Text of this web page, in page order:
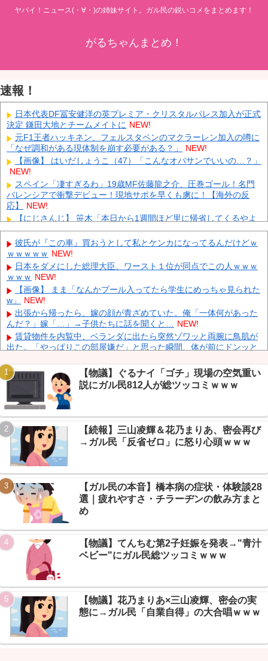
ヤバイ！ニュース(・∀・)の姉妹サイト。ガル民の鋭いコメをまとめます！
がるちゃんまとめ！
速報！
日本代表DF冨安健洋の英プレミア・クリスタルパレス加入が正式
決定 鎌田大地とチームメイトに NEW!
元F1王者ハッキネン、フェルスタペンのマクラーレン加入の噂に
「なぜ調和がある現体制を崩す必要がある？」
NEW!
【画像】 はいだしょうこ（47）「こんなオバサンでいいの…？」
NEW!
スペイン「凄すぎるわ」19歳MF佐藤龍之介、圧巻ゴール！名門
バレンシアで衝撃デビュー！現地サポを早くも虜に！【海外の反
応】
NEW!
【にじさんじ】 笹木「本日から1週間ほど里に帰省してくるやよ
～。久々に京都満喫してくるっ！」 NEW!
【鹿児島】 突然右折し路面電車と衝突 乗っていた男女3人は車を
放置しダッシュで逃走中
KDDI、楽天への回線貸し出し終了へ 都市部で9月末に NEW!
日産e-power、無給油で1980km走行しギネス記録を達成、無駄な
発電や送電ロスなくEVよりエコを証明 NEW!
【動画】 広島記念公園を追い出された左翼さん、流石にキモすぎ
て炎上 NEW!
中国「大洪水！」三峡ダム「大雨で増水（台風直撃前」中国ダム
「緊急放流！」中国鉄道「列車が走行中に流される」中国避難所
「支援物資は有料です」謎の勢力「え」→ NEW!
Powered by livedoor 相互RSS
彼氏が『この車』買おうとして私とケンカになってるんだけどｗ
ｗｗｗｗｗ NEW!
日本をダメにした総理大臣、ワースト１位が同点でこの人ｗｗｗ
ｗｗｗ NEW!
【画像】 まま「なんかプール入ってたら学生にめっちゃ見られた
w」
NEW!
出張から帰ったら、嫁の顔が青ざめていた。俺「一体何があった
んだ？」嫁「…」→子供たちに話を聞くと… NEW!
賃貸物件を内覧中、ベランダに出たら突然ゾワッと両腕に鳥肌が
出た。「やっぱりこの部屋嫌だ」と思った瞬間、体が前にドンッと
【物議】カズレーザー「任意保険は強制にしろ」→なんG民「そ
れただの金持ち理論」と反論ｗｗｗ
NEW!
【続報】ホロライブ『ホロドリ』、まさかのセルラン1位に返り
咲き→なんG民「覇権やん」ｗｗｗ
【朗報】エッヂ民の文鳥(4ヶ月)、かわいさで完全制圧→愛鳥自慢
合戦に発展ｗｗｗ
NEW!
【衝撃】モモンガどうなった…ちいかわ最新話で入れ替わり説→
ファン考察盛り上がりｗｗｗ
【衝撃】年金8ヶ月未納で手足失った男性、障害年金97万円が一
生ゼロに→スレ民「免除すれば」ｗｗｗ NEW!
Powered by livedoor 相互RSS
【物議】ぐるナイ「ゴチ」現場の空気重い
説にガル民812人が総ツッコミｗｗｗ
【続報】三山凌輝＆花乃まりあ、密会再び
→ガル民「反省ゼロ」に怒り心頭ｗｗｗ
【ガル民の本音】橋本病の症状・体験談28
選｜疲れやすさ・チラーヂンの飲み方まと
め
【物議】てんちむ第2子妊娠を発表→"青汁
ベビー"にガル民総ツッコミｗｗｗ
【物議】花乃まりあ×三山凌輝、密会の実
態に→ガル民「自業自得」の大合唱ｗｗｗ